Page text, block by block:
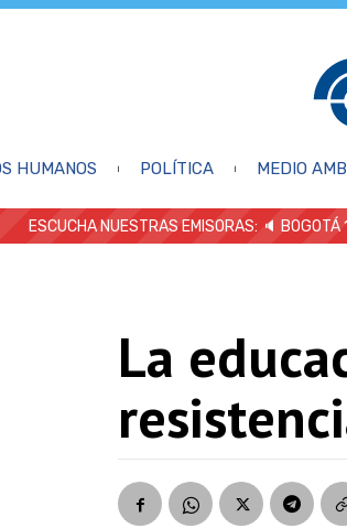
HUMANOS POLÍTICA MEDIO
ESCUCHA NUESTRAS EMISORAS: 🔈 BOGOTÁ
La